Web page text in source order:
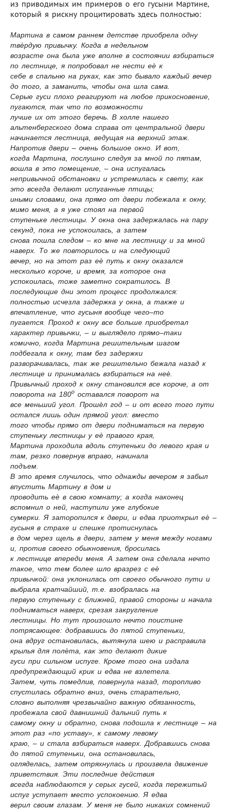
из приводимых им примеров о его гусыни Мартине,
который я рискну процитировать здесь полностью:
Мартина в самом раннем детстве приобрела одну
твѐрдую привычку. Когда в недельном
возрасте она была уже вполне в состоянии взбираться
по лестнице, я попробовал не нести еѐ к
себе в спальню на руках, как это бывало каждый вечер
до того, а заманить, чтобы она шла сама.
Серые гуси плохо реагируют на любое прикосновение,
пугаются, так что по возможности
лучше их от этого беречь. В холле нашего
альтенбергского дома справа от центральной двери
начинается лестница, ведущая на верхний этаж.
Напротив двери – очень большое окно. И вот,
когда Мартина, послушно следуя за мной по пятам,
вошла в это помещение, – она испугалась
непривычной обстановки и устремилась к свету, как
это всегда делают испуганные птицы;
иными словами, она прямо от двери побежала к окну,
мимо меня, а я уже стоял на первой
ступеньке лестницы. У окна она задержалась на пару
секунд, пока не успокоилась, а затем
снова пошла следом – ко мне на лестницу и за мной
наверх. То же повторилось и на следующий
вечер, но на этот раз еѐ путь к окну оказался
несколько короче, и время, за которое она
успокоилась, тоже заметно сократилось. В
последующие дни этот процесс продолжался:
полностью исчезла задержка у окна, а также и
впечатление, что гусыня вообще чего–то
пугается. Проход к окну все больше приобретал
характер привычки, – и выглядело прямо–таки
комично, когда Мартина решительным шагом
подбегала к окну, там без задержки
разворачивалась, так же решительно бежала назад к
лестнице и принималась взбираться на неѐ.
Привычный проход к окну становился все короче, а от
поворота на 180o оставался поворот на
все меньший угол. Прошѐл год – и от всего того пути
остался лишь один прямой угол: вместо
того чтобы прямо от двери подниматься на первую
ступеньку лестницы у еѐ правого края,
Мартина проходила вдоль ступеньки до левого края и
там, резко повернув вправо, начинала
подъем.
В это время случилось, что однажды вечером я забыл
впустить Мартину в дом и
проводить еѐ в свою комнату; а когда наконец
вспомнил о ней, наступили уже глубокие
сумерки. Я заторопился к двери, и едва приоткрыл еѐ –
гусыня в страхе и спешке протиснулась
в дом через щель в двери, затем у меня между ногами
и, против своего обыкновения, бросилась
к лестнице впереди меня. А затем она сделала нечто
такое, что тем более шло вразрез с еѐ
привычкой: она уклонилась от своего обычного пути и
выбрала кратчайший, т.е. взобралась на
первую ступеньку с ближней, правой стороны и начала
подниматься наверх, срезая закругление
лестницы. Но тут произошло нечто поистине
потрясающее: добравшись до пятой ступеньки,
она вдруг остановилась, вытянула шею и расправила
крылья для полѐта, как это делают дикие
гуси при сильном испуге. Кроме того она издала
предупреждающий крик и едва не взлетела.
Затем, чуть помедлив, повернула назад, торопливо
спустилась обратно вниз, очень старательно,
словно выполняя чрезвычайно важную обязанность,
пробежала свой давнишний дальний путь к
самому окну и обратно, снова подошла к лестнице – на
этот раз «по уставу», к самому левому
краю, – и стала взбираться наверх. Добравшись снова
до пятой ступеньки, она остановилась,
огляделась, затем отряхнулась и произвела движение
приветствия. Эти последние действия
всегда наблюдаются у серых гусей, когда пережитый
испуг уступает место успокоению. Я едва
верил своим глазам. У меня не было никаких сомнений